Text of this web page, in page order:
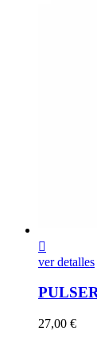

ver detalles
Precio
27,00 €